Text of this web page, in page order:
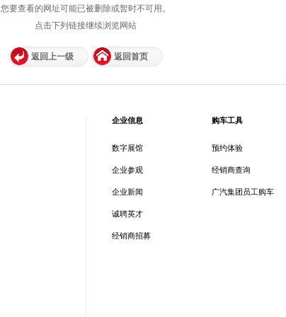
您要查看的网址可能已被删除或暂时不可用。
点击下列链接继续浏览网站
返回上一级 返回首页
企业信息
数字展馆
企业参观
企业新闻
诚聘英才
经销商招募
购车工具
预约体验
经销商查询
广汽集团员工购车